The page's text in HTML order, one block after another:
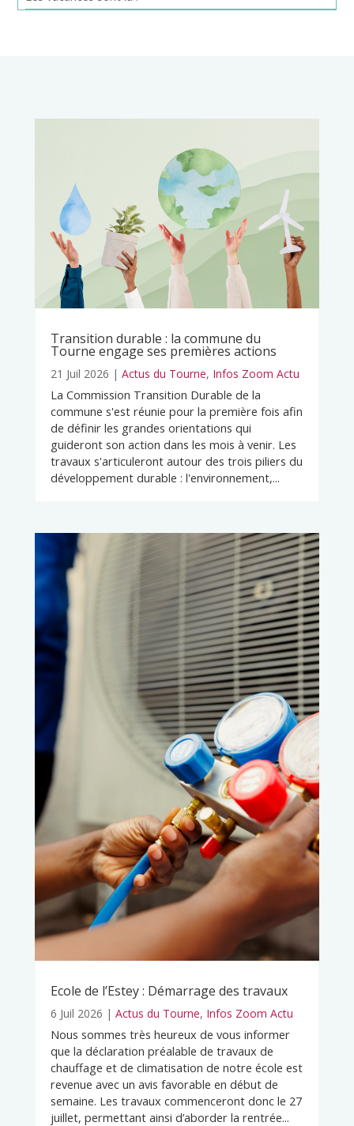
Transition durable : la commune du
Tourne engage ses premières actions
21 Juil 2026 | Actus du Tourne, Infos Zoom Actu
La Commission Transition Durable de la
commune s'est réunie pour la première fois afin
de définir les grandes orientations qui
guideront son action dans les mois à venir. Les
travaux s'articuleront autour des trois piliers du
développement durable : l'environnement,...
Ecole de l’Estey : Démarrage des travaux
6 Juil 2026 | Actus du Tourne, Infos Zoom Actu
Nous sommes très heureux de vous informer
que la déclaration préalable de travaux de
chauffage et de climatisation de notre école est
revenue avec un avis favorable en début de
semaine. Les travaux commenceront donc le 27
juillet, permettant ainsi d’aborder la rentrée...